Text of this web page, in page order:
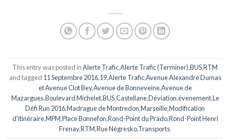
This entry was posted inAlerte Trafic,Alerte Trafic (Terminer),BUS,RTM
and tagged 11 Septembre 2016,19,Alerte Trafic,Avenue Alexandre Dumas
et Avenue Clot Bey,Avenue de Bonneveine,Avenue de
Mazargues,Boulevard Michelet,BUS,Castellane,Déviation,évenement,Le
Défi Run 2016,Madrague de Montredon,Marseille,Modification
d'itinéraire,MPM,Place Bonnefon,Rond-Point du Prado,Rond-Point Henri
Frenay,RTM,Rue Négresko,Transports.